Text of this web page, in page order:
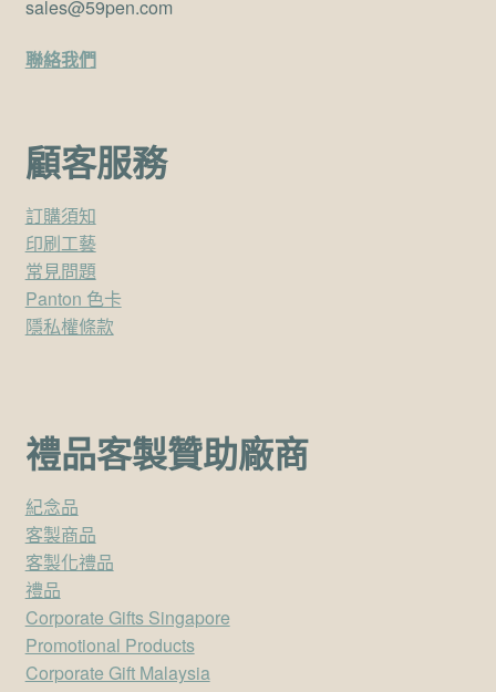
sales@59pen.com
聯絡我們
顧客服務
訂購須知
印刷工藝
常見問題
Panton 色卡
隱私權條款
禮品客製贊助廠商
紀念品
客製商品
客製化禮品
禮品
Corporate Gifts Singapore
Promotional Products
Corporate Gift Malaysia